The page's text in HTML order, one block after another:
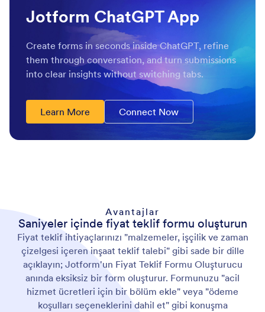
Jotform ChatGPT App
Create forms in seconds inside ChatGPT, refine
them through conversation, and turn submissions
into clear insights without switching tabs.
Learn More Connect Now
Avantajlar
Saniyeler içinde fiyat teklif formu oluşturun
Fiyat teklif ihtiyaçlarınızı "malzemeler, işçilik ve zaman
çizelgesi içeren inşaat teklif talebi" gibi sade bir dille
açıklayın; Jotform'un Fiyat Teklif Formu Oluşturucu
anında eksiksiz bir form oluşturur. Formunuzu "acil
hizmet ücretleri için bir bölüm ekle" veya "ödeme
koşulları seçeneklerini dahil et" gibi konuşma